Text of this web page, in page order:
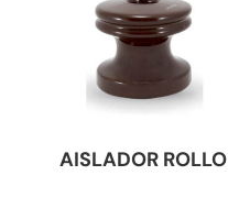
AISLADOR ROLLO